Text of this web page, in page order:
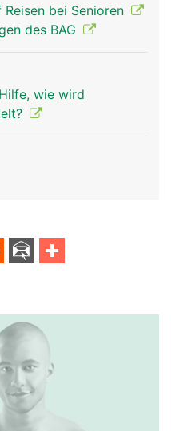
bei Senioren
des BAG
wie wird